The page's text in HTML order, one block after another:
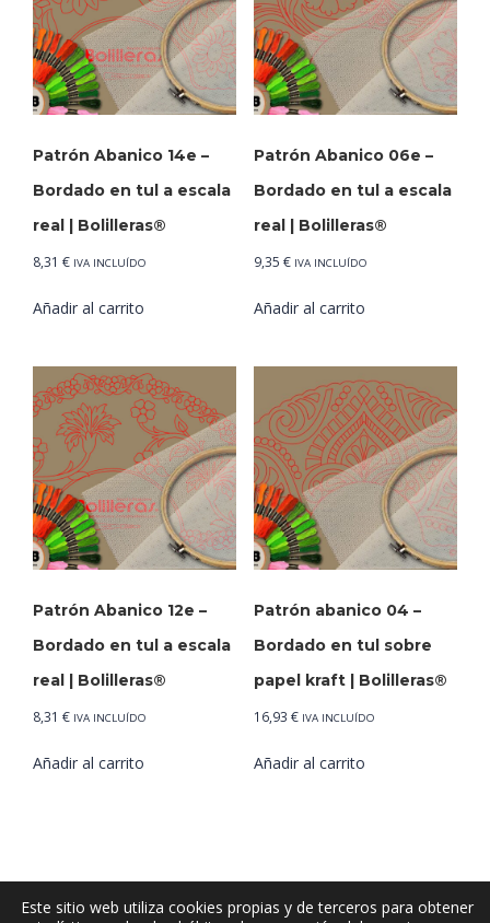
Patrón Abanico 14e –
Bordado en tul a escala
real | Bolilleras®
8,31 € IVA INCLUÍDO
Añadir al carrito
Patrón Abanico 06e –
Bordado en tul a escala
real | Bolilleras®
9,35 € IVA INCLUÍDO
Añadir al carrito
Patrón Abanico 12e –
Bordado en tul a escala
real | Bolilleras®
8,31 € IVA INCLUÍDO
Añadir al carrito
Patrón abanico 04 –
Bordado en tul sobre
papel kraft | Bolilleras®
16,93 € IVA INCLUÍDO
Añadir al carrito
Este sitio web utiliza cookies propias y de terceros para obtener